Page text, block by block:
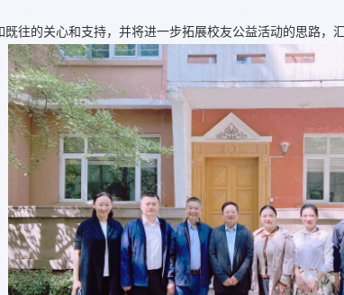
往的关心和支持，并将进一步拓展校友公益活动的思路，